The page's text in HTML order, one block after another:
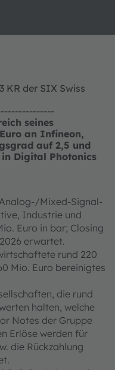
KR der SIX Swiss
seines
an Infineon,
auf 2,5 und
Digital Photonics
Mixed-Signal-
Industrie und
Euro in bar; Closing
erwartet.
rund 220
Mio. Euro bereinigtes
die rund
halten, welche
Notes der Gruppe
Erlöse werden für
die Rückzahlung